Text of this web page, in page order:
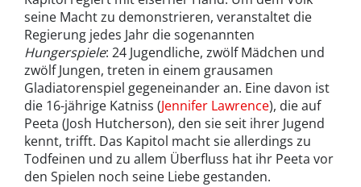
seine Macht zu demonstrieren, veranstaltet die
Regierung jedes Jahr die sogenannten
Hungerspiele: 24 Jugendliche, zwölf Mädchen und
zwölf Jungen, treten in einem grausamen
Gladiatorenspiel gegeneinander an. Eine davon ist
die 16-jährige Katniss (Jennifer Lawrence), die auf
Peeta (Josh Hutcherson), den sie seit ihrer Jugend
kennt, trifft. Das Kapitol macht sie allerdings zu
Todfeinen und zu allem Überfluss hat ihr Peeta vor
den Spielen noch seine Liebe gestanden.